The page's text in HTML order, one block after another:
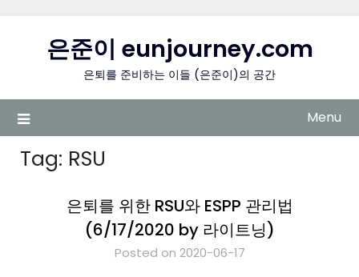
content은준이 eunjourney.com
은퇴를 준비하는 이들 (은준이)의 공간
Menu
Tag: RSU
은퇴를 위한 RSU와 ESPP 관리법
(6/17/2020 by 라이트닝)
Posted on 2020-06-17